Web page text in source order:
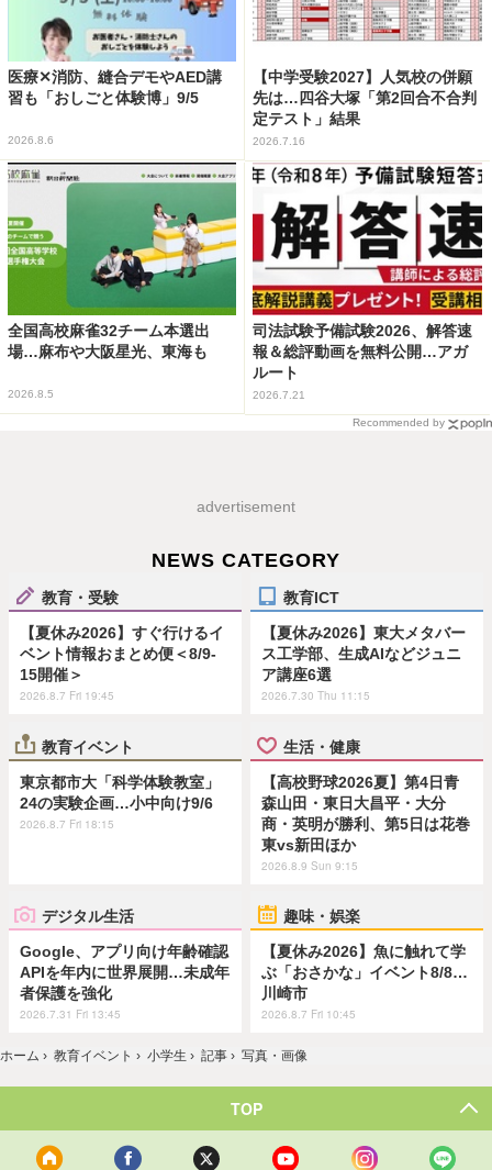
医療✕消防、縫合デモやAED講
習も「おしごと体験博」9/5
2026.8.6
【中学受験2027】人気校の併願
先は…四谷大塚「第2回合不合判
定テスト」結果
2026.7.16
全国高校麻雀32チーム本選出
場…麻布や大阪星光、東海も
2026.8.5
司法試験予備試験2026、解答速
報＆総評動画を無料公開…アガ
ルート
2026.7.21
Recommended by
advertisement
NEWS CATEGORY
教育・受験
【夏休み2026】すぐ行けるイ
ベント情報おまとめ便＜8/9-
15開催＞
2026.8.7 Fri 19:45
教育ICT
【夏休み2026】東大メタバー
ス工学部、生成AIなどジュニ
ア講座6選
2026.7.30 Thu 11:15
教育イベント
東京都市大「科学体験教室」
24の実験企画…小中向け9/6
2026.8.7 Fri 18:15
生活・健康
【高校野球2026夏】第4日青
森山田・東日大昌平・大分
商・英明が勝利、第5日は花巻
東vs新田ほか
2026.8.9 Sun 9:15
デジタル生活
Google、アプリ向け年齢確認
APIを年内に世界展開…未成年
者保護を強化
2026.7.31 Fri 13:45
趣味・娯楽
【夏休み2026】魚に触れて学
ぶ「おさかな」イベント8/8…
川崎市
2026.8.7 Fri 10:45
ホーム › 教育イベント › 小学生 › 記事 › 写真・画像
TOP